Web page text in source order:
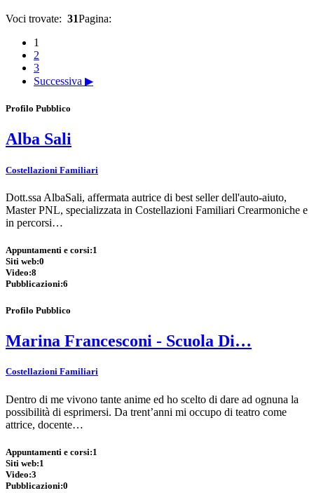
Voci trovate: 31Pagina:
1
2
3
Successiva ▶
Profilo Pubblico
Alba Sali
Costellazioni Familiari
Dott.ssa AlbaSali, affermata autrice di best seller dell'auto-aiuto,
Master PNL, specializzata in Costellazioni Familiari Crearmoniche e
in percorsi…
Appuntamenti e corsi:1
Siti web:0
Video:8
Pubblicazioni:6
Profilo Pubblico
Marina Francesconi - Scuola Di…
Costellazioni Familiari
Dentro di me vivono tante anime ed ho scelto di dare ad ognuna la
possibilità di esprimersi. Da trent’anni mi occupo di teatro come
attrice, docente…
Appuntamenti e corsi:1
Siti web:1
Video:3
Pubblicazioni:0